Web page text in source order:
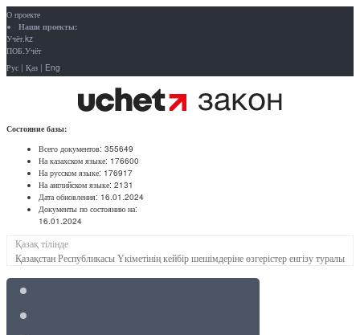
О проекте
Наши проекты:
Учёт.kz
ПОБ.Учёт
Рус | Қаз | Eng
Состояние базы:
Всего документов: 355649
На казахском языке: 176600
На русском языке: 176917
На английском языке: 2131
Дата обновления: 16.01.2024
Документы по состоянию на:
16.01.2024
Қазақ тілінде
Қазақстан Республикасы Үкіметінің кейбір шешімдеріне өзгерістер енгізу туралы